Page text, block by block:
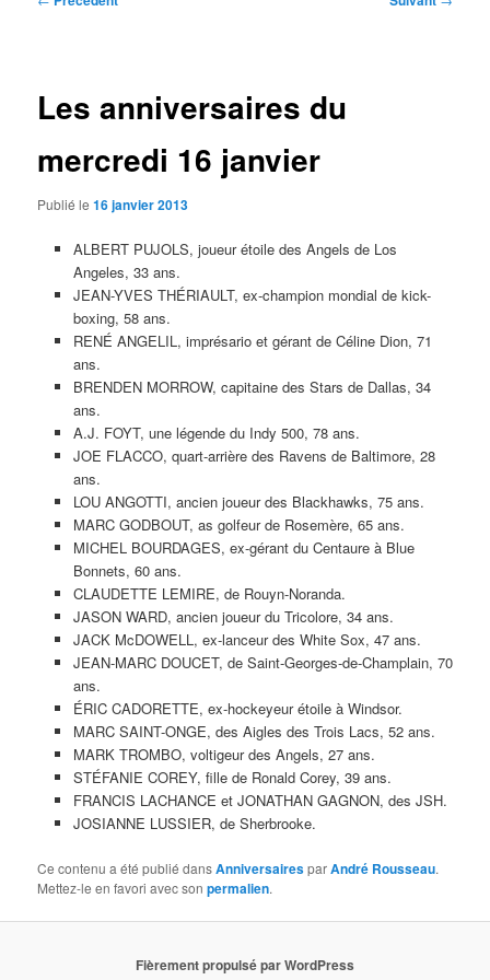
Les anniversaires du
mercredi 16 janvier
Publié le16 janvier 2013
ALBERT PUJOLS, joueur étoile des Angels de Los
Angeles, 33 ans.
JEAN-YVES THÉRIAULT, ex-champion mondial de kick-
boxing, 58 ans.
RENÉ ANGELIL, imprésario et gérant de Céline Dion, 71
ans.
BRENDEN MORROW, capitaine des Stars de Dallas, 34
ans.
A.J. FOYT, une légende du Indy 500, 78 ans.
JOE FLACCO, quart-arrière des Ravens de Baltimore, 28
ans.
LOU ANGOTTI, ancien joueur des Blackhawks, 75 ans.
MARC GODBOUT, as golfeur de Rosemère, 65 ans.
MICHEL BOURDAGES, ex-gérant du Centaure à Blue
Bonnets, 60 ans.
CLAUDETTE LEMIRE, de Rouyn-Noranda.
JASON WARD, ancien joueur du Tricolore, 34 ans.
JACK McDOWELL, ex-lanceur des White Sox, 47 ans.
JEAN-MARC DOUCET, de Saint-Georges-de-Champlain, 70
ans.
ÉRIC CADORETTE, ex-hockeyeur étoile à Windsor.
MARC SAINT-ONGE, des Aigles des Trois Lacs, 52 ans.
MARK TROMBO, voltigeur des Angels, 27 ans.
STÉFANIE COREY, fille de Ronald Corey, 39 ans.
FRANCIS LACHANCE et JONATHAN GAGNON, des JSH.
JOSIANNE LUSSIER, de Sherbrooke.
Ce contenu a été publié dansAnniversairesparAndré Rousseau.
Mettez-le en favori avec sonpermalien.
Fièrement propulsé par WordPress